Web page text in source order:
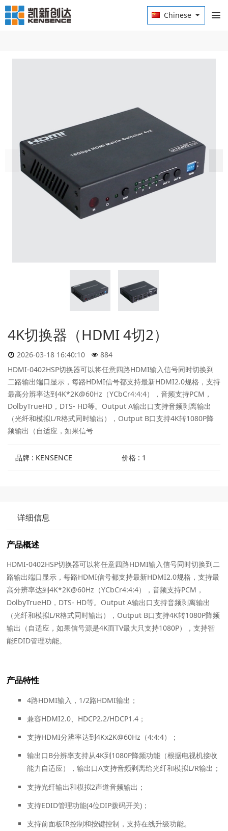
Chinese
4K切换器（HDMI 4切2）
2026-03-18 16:40:10
884
HDMI-0402HSP切换器可以将任意四路HDMI输入信号同时切换到
二路输出端口显示，每路HDMI信号都支持最新HDMI2.0规格，支持
最高分辨率达到4K*2K@60Hz（YCbCr4:4:4），音频支持PCM，
DolbyTrueHD，DTS- HD等。Output A输出口支持音频剥离输出
（光纤和模拟L/R格式同时输出），Output B口支持4K转1080P降
频输出（自适应，如果信号
品牌 : KENSENCE 价格 : 1
详细信息
产品概述
HDMI-0402HSP切换器可以将任意四路HDMI输入信号同时切换到二
路输出端口显示，每路HDMI信号都支持最新HDMI2.0规格，支持最
高分辨率达到4K*2K@60Hz（YCbCr4:4:4），音频支持PCM，
DolbyTrueHD，DTS- HD等。Output A输出口支持音频剥离输出
（光纤和模拟L/R格式同时输出），Output B口支持4K转1080P降频
输出（自适应，如果信号源是4K而TV最大只支持1080P），支持智
能EDID管理功能。
产品特性
4路HDMI输入，1/2路HDMI输出；
兼容HDMI2.0、HDCP2.2/HDCP1.4；
支持HDMI分辨率达到4Kx2K@60Hz（4:4:4）；
输出口B分辨率支持从4K到1080P降频功能（根据电视机接收
能力自适应），输出口A支持音频剥离给光纤和模拟L/R输出；
支持光纤输出和模拟2声道音频输出；
支持EDID管理功能(4位DIP拨码开关)；
支持前面板IR控制和按键控制，支持在线升级功能。